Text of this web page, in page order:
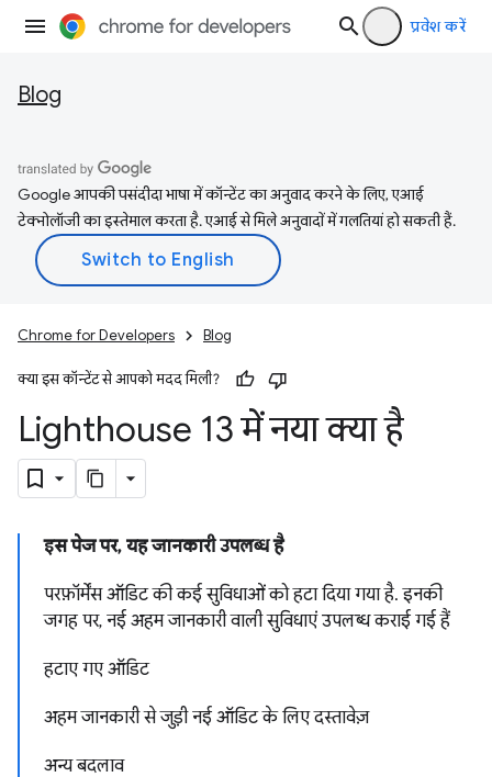
प्रवेश करें
Blog
Google आपकी पसंदीदा भाषा में कॉन्टेंट का अनुवाद करने के लिए, एआई
टेक्नोलॉजी का इस्तेमाल करता है. एआई से मिले अनुवादों में गलतियां हो सकती हैं.
Chrome for Developers Blog
क्या इस कॉन्टेंट से आपको मदद मिली?
Lighthouse 13 में नया क्या है
इस पेज पर, यह जानकारी उपलब्ध है
परफ़ॉर्मेंस ऑडिट की कई सुविधाओं को हटा दिया गया है. इनकी
जगह पर, नई अहम जानकारी वाली सुविधाएं उपलब्ध कराई गई हैं
हटाए गए ऑडिट
अहम जानकारी से जुड़ी नई ऑडिट के लिए दस्तावेज़
अन्य बदलाव